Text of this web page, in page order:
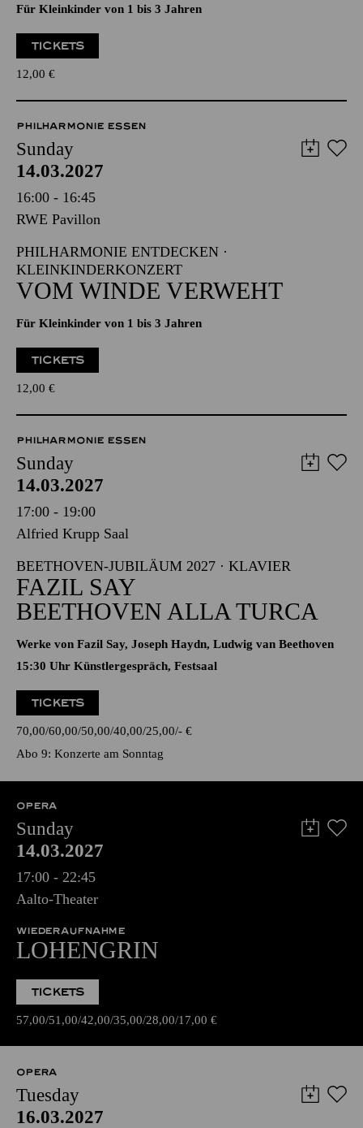
Für Kleinkinder von 1 bis 3 Jahren
TICKETS
12,00 €
PHILHARMONIE ESSEN
Sunday
14.03.2027
16:00 - 16:45
RWE Pavillon
PHILHARMONIE ENTDECKEN ·
KLEINKINDERKONZERT
VOM WINDE VERWEHT
Für Kleinkinder von 1 bis 3 Jahren
TICKETS
12,00 €
PHILHARMONIE ESSEN
Sunday
14.03.2027
17:00 - 19:00
Alfried Krupp Saal
BEETHOVEN-JUBILÄUM 2027 · KLAVIER
FAZIL SAY
BEETHOVEN ALLA TURCA
Werke von Fazil Say, Joseph Haydn, Ludwig van Beethoven
15:30 Uhr Künstlergespräch, Festsaal
TICKETS
70,00 60,00 50,00 40,00 25,00 - €
Abo 9: Konzerte am Sonntag
OPERA
Sunday
14.03.2027
17:00 - 22:45
Aalto-Theater
WIEDERAUFNAHME
LOHENGRIN
TICKETS
57,00 51,00 42,00 35,00 28,00 17,00 €
OPERA
Tuesday
16.03.2027